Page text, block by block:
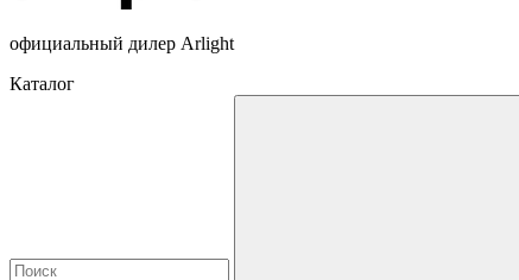
официальный дилер Arlight
Каталог